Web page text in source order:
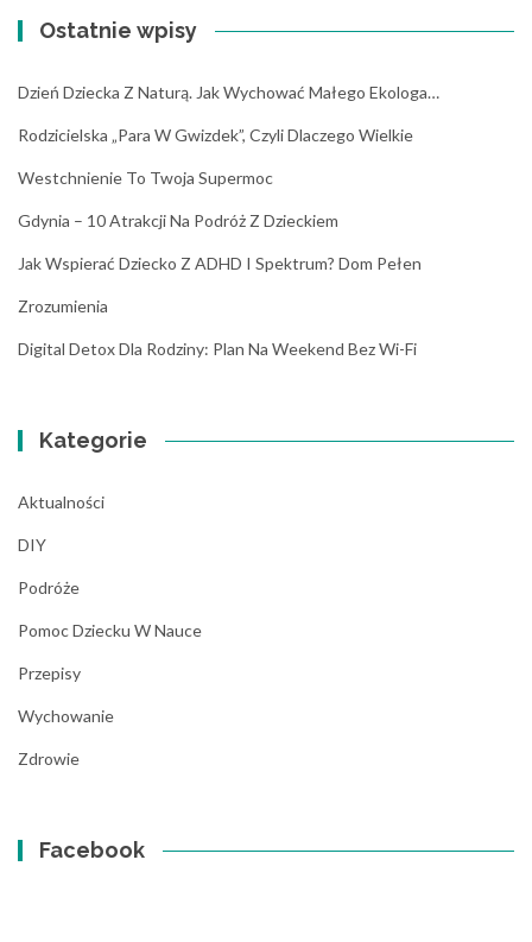
Ostatnie wpisy
Dzień Dziecka Z Naturą. Jak Wychować Małego Ekologa…
Rodzicielska „para W Gwizdek”, Czyli Dlaczego Wielkie
Westchnienie To Twoja Supermoc
Gdynia – 10 Atrakcji Na Podróż Z Dzieckiem
Jak Wspierać Dziecko Z ADHD I Spektrum? Dom Pełen
Zrozumienia
Digital Detox Dla Rodziny: Plan Na Weekend Bez Wi-Fi
Kategorie
Aktualności
DIY
Podróże
Pomoc Dziecku W Nauce
Przepisy
Wychowanie
Zdrowie
Facebook